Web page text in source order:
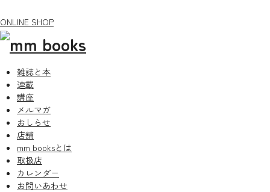
ONLINE SHOP
雑誌と本
連載
講座
メルマガ
おしらせ
店舗
mm booksとは
取扱店
カレンダー
お問いあわせ